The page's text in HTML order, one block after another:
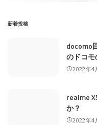
新着投稿
docomo
のドコモ
2022年4
realme
か？
2022年4